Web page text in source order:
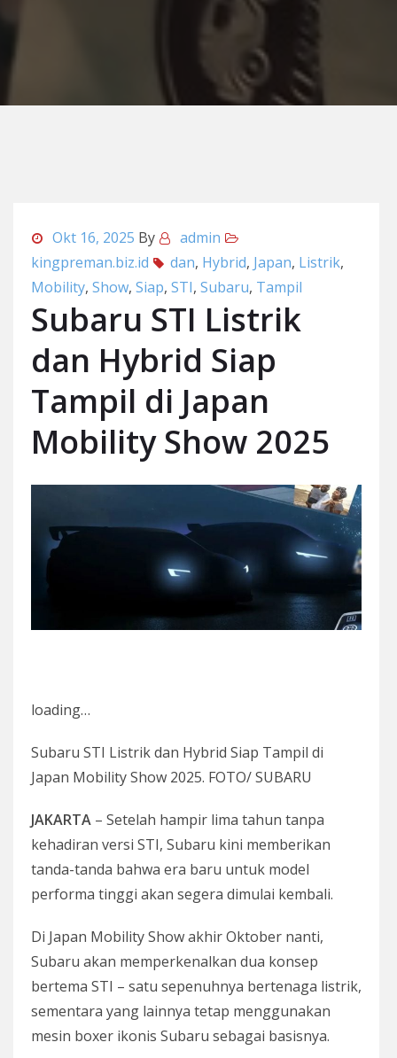
Okt 16, 2025 By
admin
kingpreman.biz.id
dan, Hybrid, Japan, Listrik,
Mobility, Show, Siap, STI, Subaru, Tampil
Subaru STI Listrik
dan Hybrid Siap
Tampil di Japan
Mobility Show 2025
loading…
Subaru STI Listrik dan Hybrid Siap Tampil di
Japan Mobility Show 2025. FOTO/ SUBARU
JAKARTA – Setelah hampir lima tahun tanpa
kehadiran versi STI, Subaru kini memberikan
tanda-tanda bahwa era baru untuk model
performa tinggi akan segera dimulai kembali.
Di Japan Mobility Show akhir Oktober nanti,
Subaru akan memperkenalkan dua konsep
bertema STI – satu sepenuhnya bertenaga listrik,
sementara yang lainnya tetap menggunakan
mesin boxer ikonis Subaru sebagai basisnya.